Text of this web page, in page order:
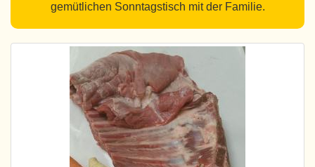
gemütlichen Sonntagstisch mit der Familie.